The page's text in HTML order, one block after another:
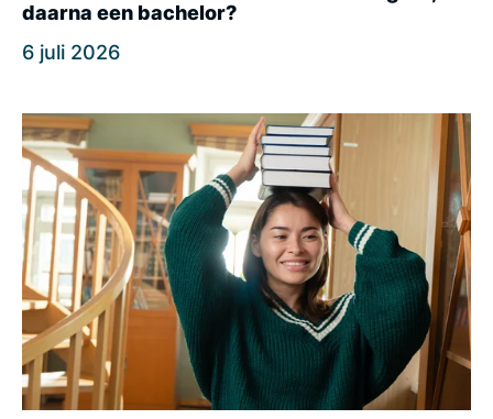
daarna een bachelor?
6 juli 2026